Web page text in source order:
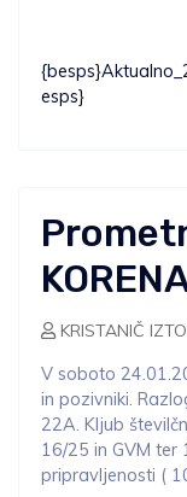
esps}
KRISTANIČ
V soboto
in pozivniki.
22A. Kljub
16/25 in GVM ter
pripravljenosti (